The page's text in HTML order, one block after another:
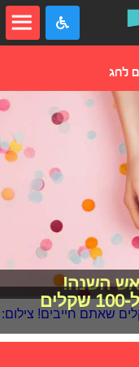
לחג
השנה!
14 מוצרים לחג הפסח מתחת ל-100 שקלים